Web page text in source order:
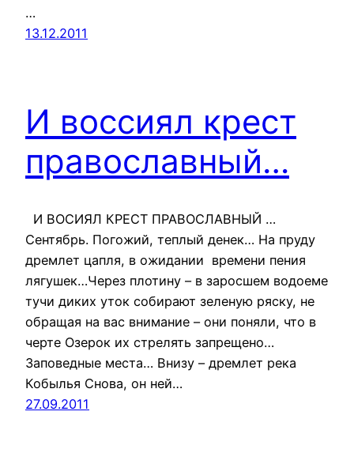
…
13.12.2011
И воссиял крест
православный…
И ВОСИЯЛ КРЕСТ ПРАВОСЛАВНЫЙ …
Сентябрь. Погожий, теплый денек… На пруду
дремлет цапля, в ожидании времени пения
лягушек…Через плотину – в заросшем водоеме
тучи диких уток собирают зеленую ряску, не
обращая на вас внимание – они поняли, что в
черте Озерок их стрелять запрещено…
Заповедные места… Внизу – дремлет река
Кобылья Снова, он ней…
27.09.2011